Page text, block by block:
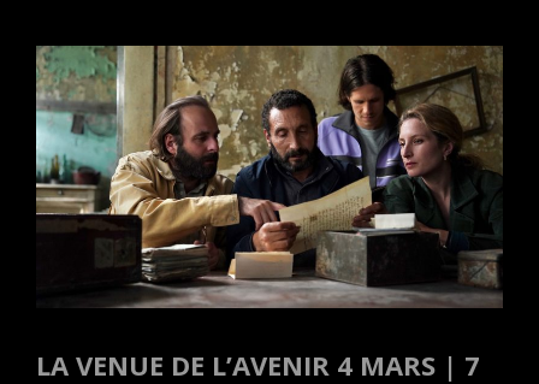
LA VENUE DE L’AVENIR 4 MARS | 7